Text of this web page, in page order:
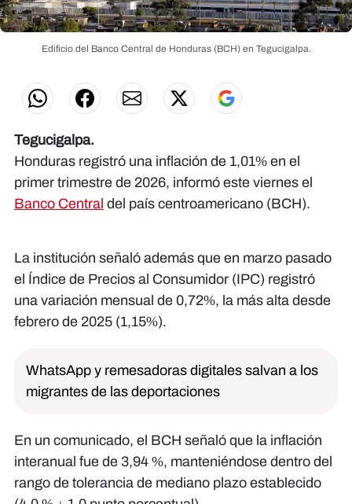
Edificio del Banco Central de Honduras (BCH) en Tegucigalpa.
Tegucigalpa.
Honduras registró una inflación de 1,01% en el
primer trimestre de 2026, informó este viernes el
Banco Central del país centroamericano (BCH).
La institución señaló además que en marzo pasado
el Índice de Precios al Consumidor (IPC) registró
una variación mensual de 0,72%, la más alta desde
febrero de 2025 (1,15%).
WhatsApp y remesadoras digitales salvan a los
migrantes de las deportaciones
En un comunicado, el BCH señaló que la inflación
interanual fue de 3,94 %, manteniéndose dentro del
rango de tolerancia de mediano plazo establecido